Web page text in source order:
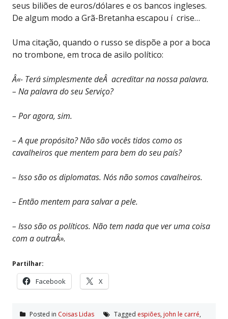
seus biliões de euros/dólares e os bancos ingleses.
De algum modo a Grã-Bretanha escapou í crise…
Uma citação, quando o russo se dispõe a por a boca
no trombone, em troca de asilo político:
Â«- Terá simplesmente deÂ acreditar na nossa palavra.
– Na palavra do seu Serviço?
– Por agora, sim.
– A que propósito? Não são vocês tidos como os
cavalheiros que mentem para bem do seu país?
– Isso são os diplomatas. Nós não somos cavalheiros.
– Então mentem para salvar a pele.
– Isso são os políticos. Não tem nada que ver uma coisa
com a outraÂ».
Partilhar:
Facebook X
Posted in Coisas Lidas Tagged espiões, john le carré,